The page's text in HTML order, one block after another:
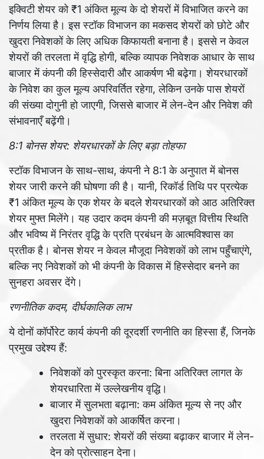
इक्विटी शेयर को ₹1 अंकित मूल्य के दो शेयरों में विभाजित करने का
निर्णय लिया है। इस स्टॉक विभाजन का मकसद शेयरों को छोटे और
खुदरा निवेशकों के लिए अधिक किफायती बनाना है। इससे न केवल
शेयरों की तरलता में वृद्धि होगी, बल्कि व्यापक निवेशक आधार के साथ
बाजार में कंपनी की हिस्सेदारी और आकर्षण भी बढ़ेगा। शेयरधारकों
के निवेश का कुल मूल्य अपरिवर्तित रहेगा, लेकिन उनके पास शेयरों
की संख्या दोगुनी हो जाएगी, जिससे बाजार में लेन-देन और निवेश की
संभावनाएँ बढ़ेंगी।
8:1 बोनस शेयर: शेयरधारकों के लिए बड़ा तोहफा
स्टॉक विभाजन के साथ-साथ, कंपनी ने 8:1 के अनुपात में बोनस
शेयर जारी करने की घोषणा की है। यानी, रिकॉर्ड तिथि पर प्रत्येक
₹1 अंकित मूल्य के एक शेयर के बदले शेयरधारकों को आठ अतिरिक्त
शेयर मुफ्त मिलेंगे। यह उदार कदम कंपनी की मज़बूत वित्तीय स्थिति
और भविष्य में निरंतर वृद्धि के प्रति प्रबंधन के आत्मविश्वास का
प्रतीक है। बोनस शेयर न केवल मौजूदा निवेशकों को लाभ पहुँचाएंगे,
बल्कि नए निवेशकों को भी कंपनी के विकास में हिस्सेदार बनने का
सुनहरा अवसर देंगे।
रणनीतिक कदम, दीर्घकालिक लाभ
ये दोनों कॉर्पोरेट कार्य कंपनी की दूरदर्शी रणनीति का हिस्सा हैं, जिनके
प्रमुख उद्देश्य हैं:
निवेशकों को पुरस्कृत करना: बिना अतिरिक्त लागत के
शेयरधारिता में उल्लेखनीय वृद्धि।
बाजार में सुलभता बढ़ाना: कम अंकित मूल्य से नए और
खुदरा निवेशकों को आकर्षित करना।
तरलता में सुधार: शेयरों की संख्या बढ़ाकर बाजार में लेन-
देन को प्रोत्साहन देना।